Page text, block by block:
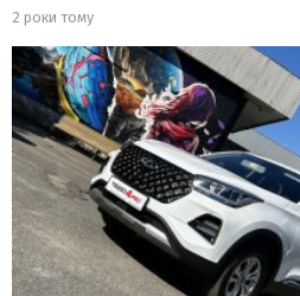
2 роки тому